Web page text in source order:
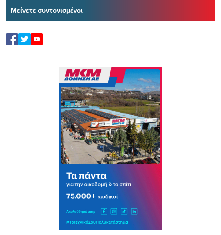
Μείνετε συντονισμένοι